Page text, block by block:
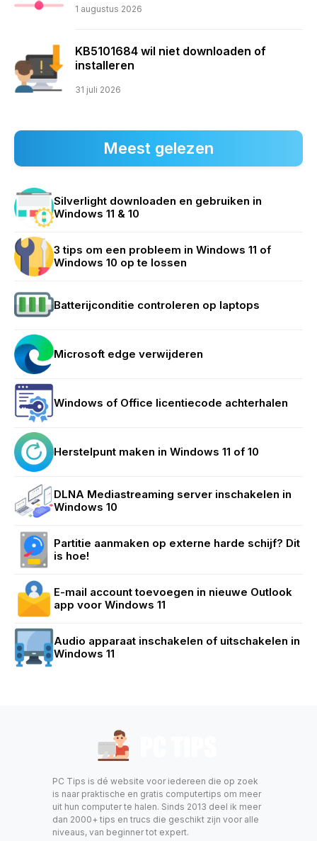
1 augustus 2026
KB5101684 wil niet downloaden of
installeren
31 juli 2026
Meest gelezen
Silverlight downloaden en gebruiken in
Windows 11 & 10
3 tips om een probleem in Windows 11 of
Windows 10 op te lossen
Batterijconditie controleren op laptops
Microsoft edge verwijderen
Windows of Office licentiecode achterhalen
Herstelpunt maken in Windows 11 of 10
DLNA Mediastreaming server inschakelen in
Windows 10
Partitie aanmaken op externe harde schijf? Dit
is hoe!
E-mail account toevoegen in nieuwe Outlook
app voor Windows 11
Audio apparaat inschakelen of uitschakelen in
Windows 11
PC Tips is dé website voor iedereen die op zoek
is naar praktische en gratis computertips om meer
uit hun computer te halen. Sinds 2013 deel ik meer
dan 2000+ tips en trucs die geschikt zijn voor alle
niveaus, van beginner tot expert.